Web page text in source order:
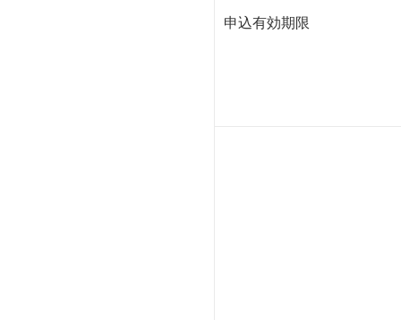
申込有効期限